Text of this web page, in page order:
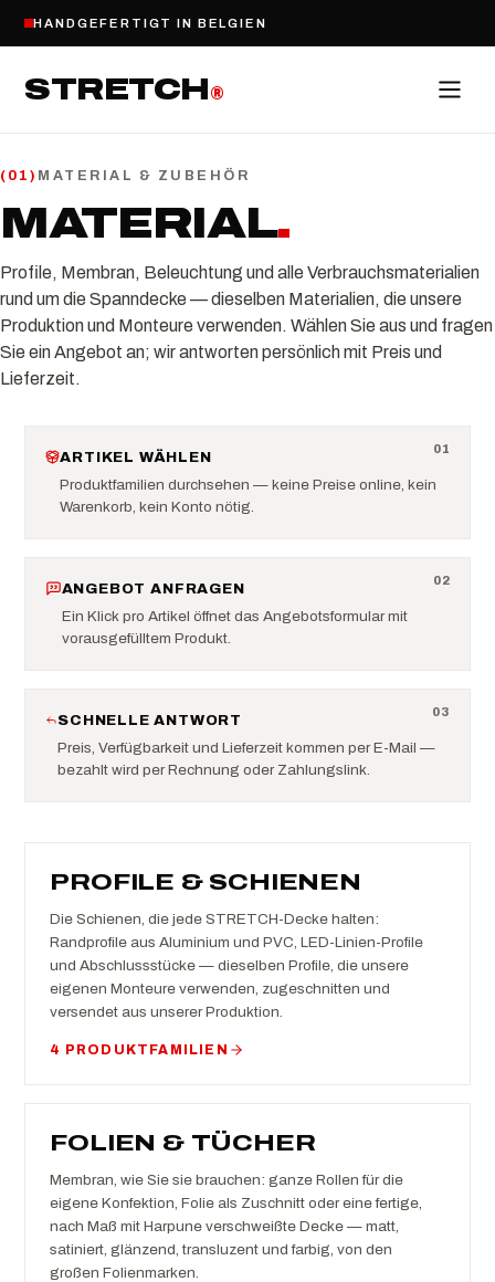
HANDGEFERTIGT IN BELGIEN
STRETCH®
( 01) MATERIAL & ZUBEHÖR
MATERIAL.
Profile, Membran, Beleuchtung und alle Verbrauchsmaterialien
rund um die Spanndecke — dieselben Materialien, die unsere
Produktion und Monteure verwenden. Wählen Sie aus und fragen
Sie ein Angebot an; wir antworten persönlich mit Preis und
Lieferzeit.
01
ARTIKEL WÄHLEN
Produktfamilien durchsehen — keine Preise online, kein
Warenkorb, kein Konto nötig.
02
ANGEBOT ANFRAGEN
Ein Klick pro Artikel öffnet das Angebotsformular mit
vorausgefülltem Produkt.
03
SCHNELLE ANTWORT
Preis, Verfügbarkeit und Lieferzeit kommen per E-Mail —
bezahlt wird per Rechnung oder Zahlungslink.
PROFILE & SCHIENEN
Die Schienen, die jede STRETCH-Decke halten:
Randprofile aus Aluminium und PVC, LED-Linien-Profile
und Abschlussstücke — dieselben Profile, die unsere
eigenen Monteure verwenden, zugeschnitten und
versendet aus unserer Produktion.
4 PRODUKTFAMILIEN
FOLIEN & TÜCHER
Membran, wie Sie sie brauchen: ganze Rollen für die
eigene Konfektion, Folie als Zuschnitt oder eine fertige,
nach Maß mit Harpune verschweißte Decke — matt,
satiniert, glänzend, transluzent und farbig, von den
großen Folienmarken.